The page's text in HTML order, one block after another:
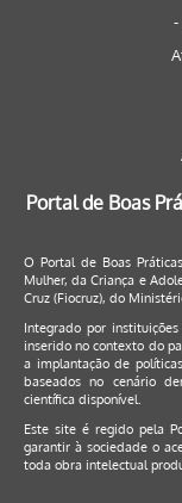
-
Portal de Boas
O Portal de Boas
Mulher, da Criança e
Cruz (Fiocruz), do
Integrado por
inserido no contexto do
a implantação de
baseados no cenário
científica disponível.
Este site é regido pela
garantir à sociedade o
toda obra intelectual